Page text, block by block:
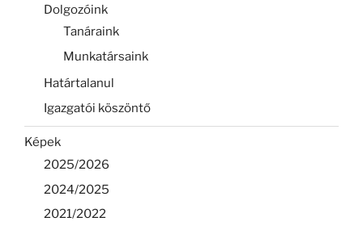
Dolgozóink
Tanáraink
Munkatársaink
Határtalanul
Igazgatói köszöntő
Képek
2025/2026
2024/2025
2021/2022